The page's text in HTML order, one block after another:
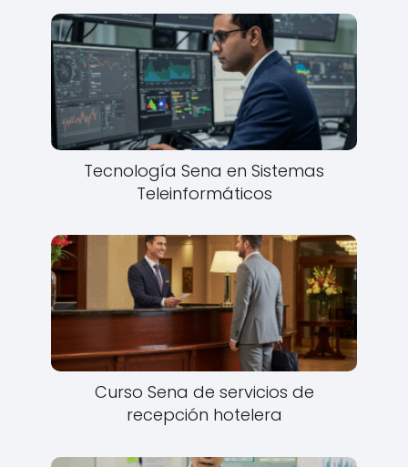
Tecnología Sena en Sistemas
Teleinformáticos
Curso Sena de servicios de
recepción hotelera